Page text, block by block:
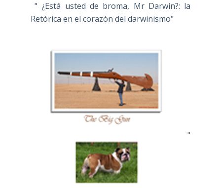
" ¿Está usted de broma, Mr Darwin?: la
Retórica en el corazón del darwinismo"
"